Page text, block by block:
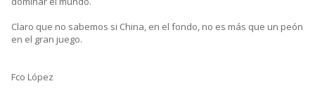
Claro que no sabemos si China, en el fondo, no es más que un peón
en el gran juego.
Fco López